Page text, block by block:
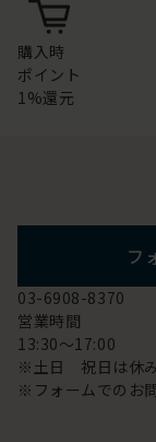
購入時
ポイント
1%還元
フ
03-6908-8370
営業時間
13:30～17:00
※土日 祝日は休
※フォームでのお